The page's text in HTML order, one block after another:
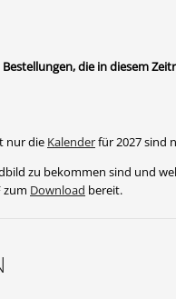
die in diesem
nur die Kalenderfür 2027 sind
zu bekommen sind und
zum Download bereit.